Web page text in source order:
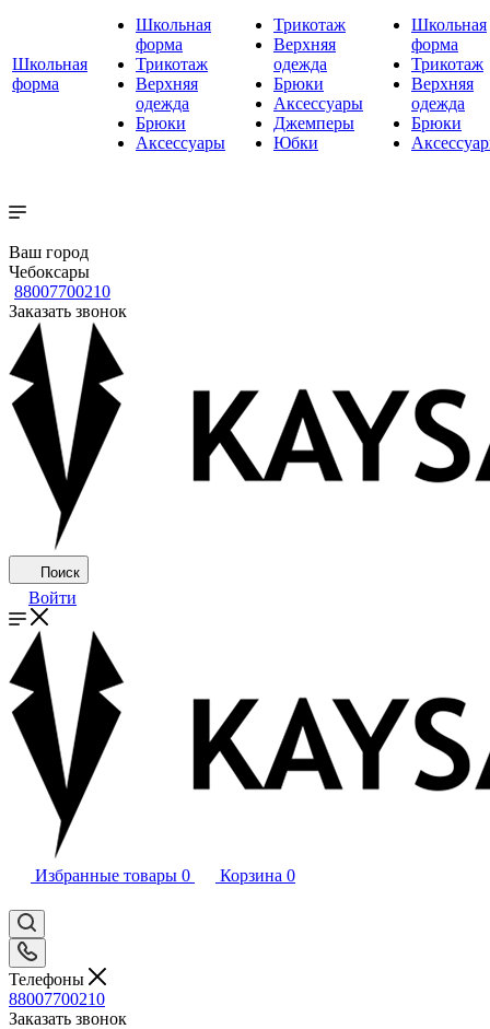
Школьная
форма
Школьная
форма
Трикотаж
Верхняя
одежда
Брюки
Аксессуары
Трикотаж
Верхняя
одежда
Брюки
Аксессуары
Джемперы
Юбки
Школьная
форма
Трикотаж
Верхняя
одежда
Брюки
Ваш город
Чебоксары
88007700210
Заказать звонок
Поиск
Войти
Избранные товары 0 Корзина 0
Телефоны
88007700210
Заказать звонок